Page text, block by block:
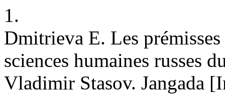
1.
Dmitrieva E. Les
sciences humaines russes
Vladimir Stasov. Jangada